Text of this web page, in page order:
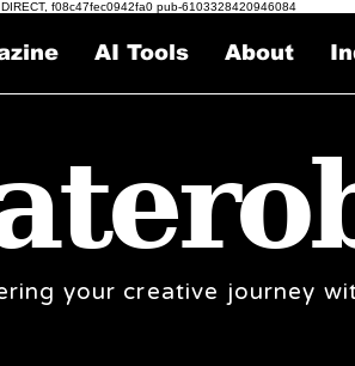
f08c47fec0942fa0 pub-6103328420946084
AI Tools About
your creative journey